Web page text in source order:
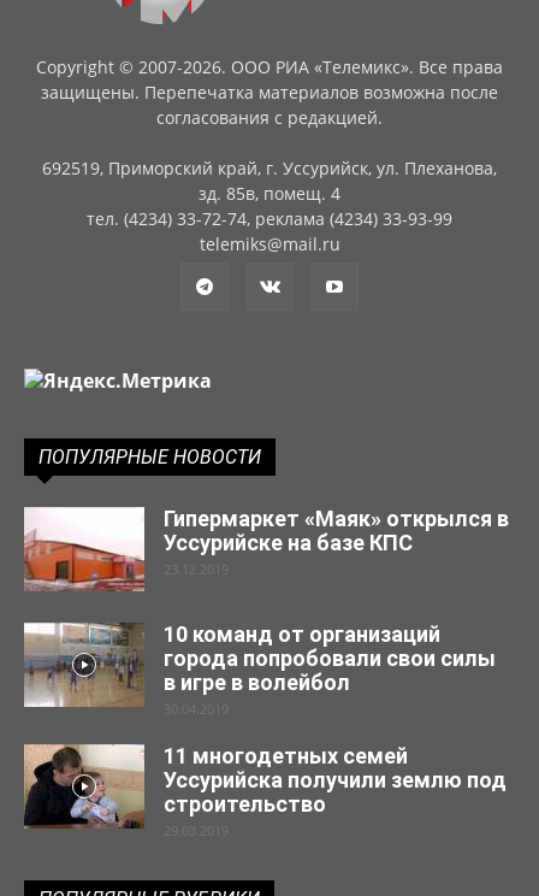
Copyright © 2007-2026. ООО РИА «Телемикс». Все права
защищены. Перепечатка материалов возможна после
согласования с редакцией.
692519, Приморский край, г. Уссурийск, ул. Плеханова,
зд. 85в, помещ. 4
тел. (4234) 33-72-74, реклама (4234) 33-93-99
telemiks@mail.ru
ПОПУЛЯРНЫЕ НОВОСТИ
Гипермаркет «Маяк» открылся в
Уссурийске на базе КПС
23.12.2019
10 команд от организаций
города попробовали свои силы
в игре в волейбол
30.04.2019
11 многодетных семей
Уссурийска получили землю под
строительство
29.03.2019